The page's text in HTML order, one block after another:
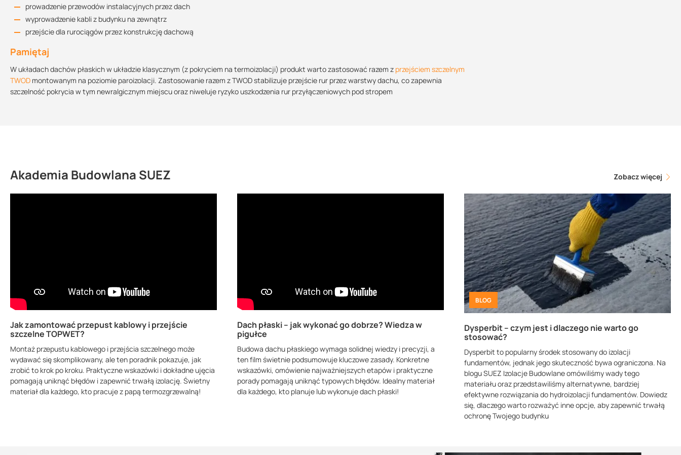
prowadzenie przewodów instalacyjnych przez dach
wyprowadzenie kabli z budynku na zewnątrz
przejście dla rurociągów przez konstrukcję dachową
Pamiętaj
W układach dachów płaskich w układzie klasycznym (z pokryciem na termoizolacji) produkt warto zastosować razem z przejściem szczelnym
TWOD montowanym na poziomie paroizolacji. Zastosowanie razem z TWOD stabilizuje przejście rur przez warstwy dachu, co zapewnia
szczelność pokrycia w tym newralgicznym miejscu oraz niweluje ryzyko uszkodzenia rur przyłączeniowych pod stropem
Rysunek techniczny DN 70
82.25 KB
68.52 KB
Akademia Budowlana SUEZ Zobacz więcej
Jak zamontować przepust kablowy i przejście
szczelne TOPWET?
Montaż przepustu kablowego i przejścia szczelnego może
wydawać się skomplikowany, ale ten poradnik pokazuje, jak
zrobić to krok po kroku. Praktyczne wskazówki i dokładne ujęcia
pomagają uniknąć błędów i zapewnić trwałą izolację. Świetny
materiał dla każdego, kto pracuje z papą termozgrzewalną!
Dach płaski – jak wykonać go dobrze? Wiedza w
pigułce
Budowa dachu płaskiego wymaga solidnej wiedzy i precyzji, a
ten film świetnie podsumowuje kluczowe zasady. Konkretne
wskazówki, omówienie najważniejszych etapów i praktyczne
porady pomagają uniknąć typowych błędów. Idealny materiał
dla każdego, kto planuje lub wykonuje dach płaski!
BLOG
Dysperbit – czym jest i dlaczego nie warto go
stosować?
Dysperbit to popularny środek stosowany do izolacji
fundamentów, jednak jego skuteczność bywa ograniczona. Na
blogu SUEZ Izolacje Budowlane omówiliśmy wady tego
materiału oraz przedstawiliśmy alternatywne, bardziej
efektywne rozwiązania do hydroizolacji fundamentów. Dowiedz
się, dlaczego warto rozważyć inne opcje, aby zapewnić trwałą
ochronę Twojego budynku